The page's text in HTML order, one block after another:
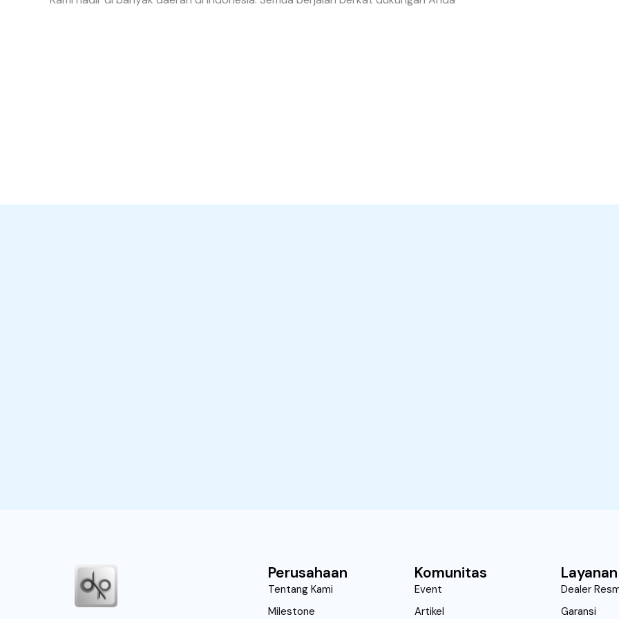
Perusahaan
Tentang Kami
Milestone
Komunitas
Event
Artikel
Layanan
Dealer
Garansi